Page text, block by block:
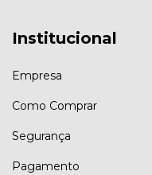
Institucional
Empresa
Como Comprar
Segurança
Pagamento